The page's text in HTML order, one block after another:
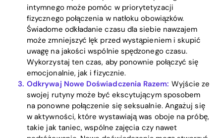
Blog
Download
intymnego może pomóc w priorytetyzacji
fizycznego połączenia w natłoku obowiązków.
Świadome odkładanie czasu dla siebie nawzajem
może zmniejszyć lęk przed wystąpieniem i skupić
uwagę na jakości wspólnie spędzonego czasu.
Wykorzystaj ten czas, aby ponownie połączyć się
emocjonalnie, jak i fizycznie.
Odkrywaj Nowe Doświadczenia Razem: Wyjście ze
swojej rutyny może być ekscytującym sposobem
na ponowne połączenie się seksualnie. Angażuj się
w aktywności, które wystawiają was oboje na próbę,
takie jak taniec, wspólne zajęcia czy nawet